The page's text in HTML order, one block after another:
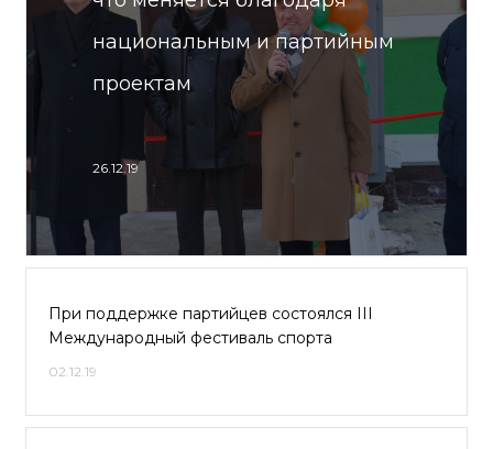
национальным и партийным
проектам
26.12.19
При поддержке партийцев состоялся III
Международный фестиваль спорта
02.12.19